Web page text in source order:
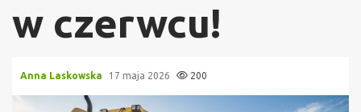
w czerwcu!
Anna Laskowska 17 maja 2026 200